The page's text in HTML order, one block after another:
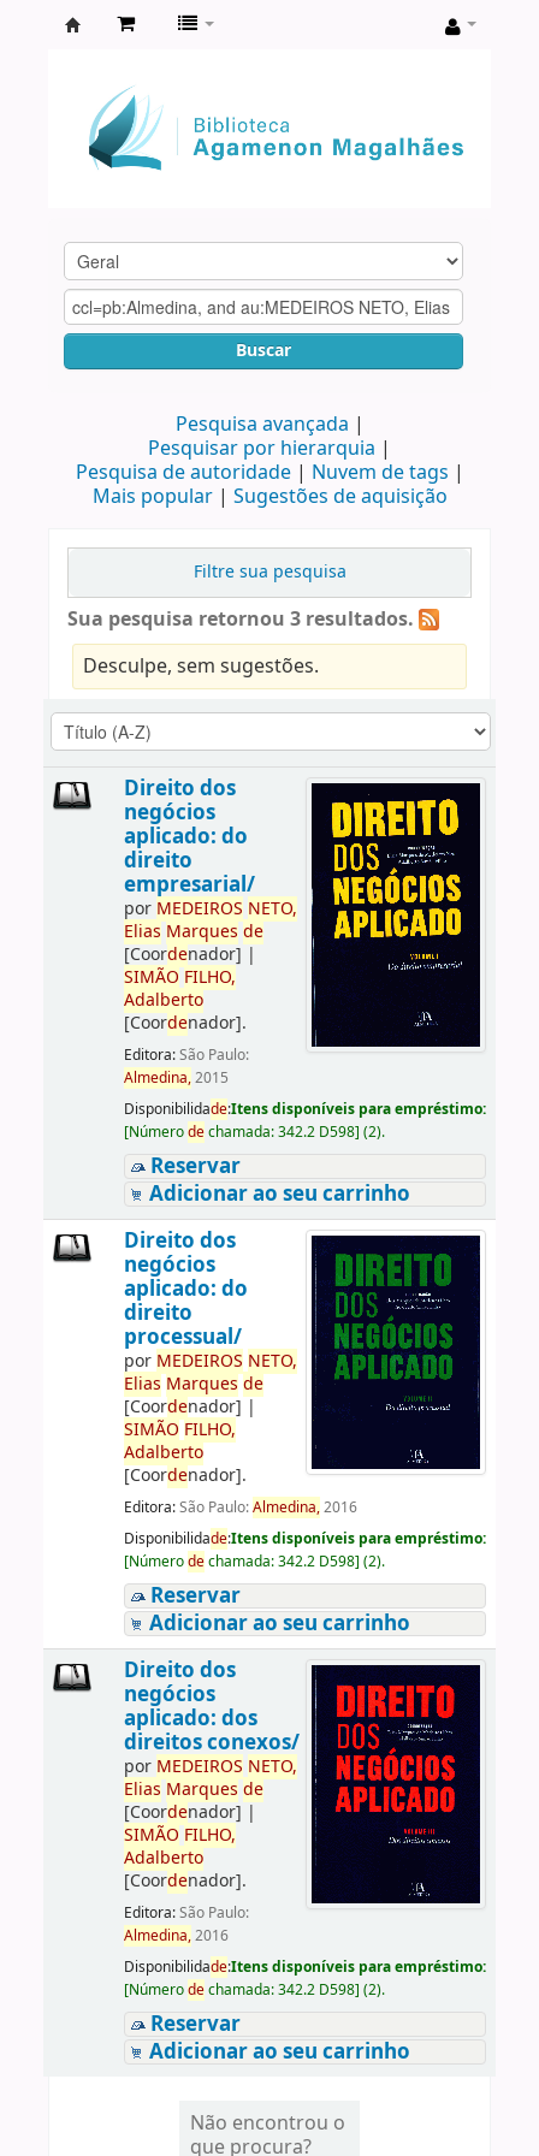
Agamenon
Magalhães
Buscar
Pesquisa avançada
Pesquisar por hierarquia
Pesquisa de autoridade
Nuvem de tags
Mais popular
Sugestões de aquisição
Filtre sua pesquisa
Sua pesquisa retornou 3 resultados.
Desculpe, sem sugestões.
Direito dos
negócios
aplicado: do
direito
empresarial/
por MEDEIROS NETO,
Elias Marques de
[Coordenador] |
SIMÃO FILHO,
Adalberto
[Coordenador].
Editora:São Paulo:
Almedina,2015
Disponibilidade:Itens disponíveis para empréstimo:
[Númerodechamada:342.2 D598] (2).
Reservar
Adicionar ao seu carrinho
Direito dos
negócios
aplicado: do
direito
processual/
por MEDEIROS NETO,
Elias Marques de
[Coordenador] |
SIMÃO FILHO,
Adalberto
[Coordenador].
Editora:São Paulo:Almedina,2016
Disponibilidade:Itens disponíveis para empréstimo:
[Númerodechamada:342.2 D598] (2).
Reservar
Adicionar ao seu carrinho
Direito dos
negócios
aplicado: dos
direitos conexos/
por MEDEIROS NETO,
Elias Marques de
[Coordenador] |
SIMÃO FILHO,
Adalberto
[Coordenador].
Editora:São Paulo:
Almedina,2016
Disponibilidade:Itens disponíveis para empréstimo:
[Númerodechamada:342.2 D598] (2).
Reservar
Adicionar ao seu carrinho
Não encontrou o
que procura?